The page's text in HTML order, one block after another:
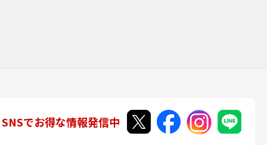
SNSでお得な情報発信中